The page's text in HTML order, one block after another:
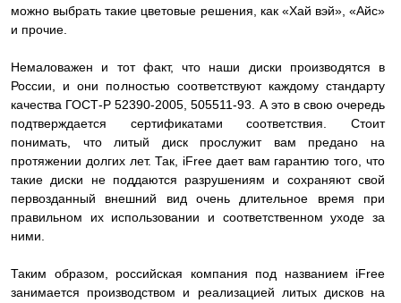
можно выбрать такие цветовые решения, как «Хай вэй», «Айс»
и прочие.
Немаловажен и тот факт, что наши диски производятся в
России, и они полностью соответствуют каждому стандарту
качества ГОСТ-Р 52390-2005, 505511-93. А это в свою очередь
подтверждается сертификатами соответствия. Стоит
понимать, что литый диск прослужит вам предано на
протяжении долгих лет. Так, iFree дает вам гарантию того, что
такие диски не поддаются разрушениям и сохраняют свой
первозданный внешний вид очень длительное время при
правильном их использовании и соответственном уходе за
ними.
Таким образом, российская компания под названием iFree
занимается производством и реализацией литых дисков на